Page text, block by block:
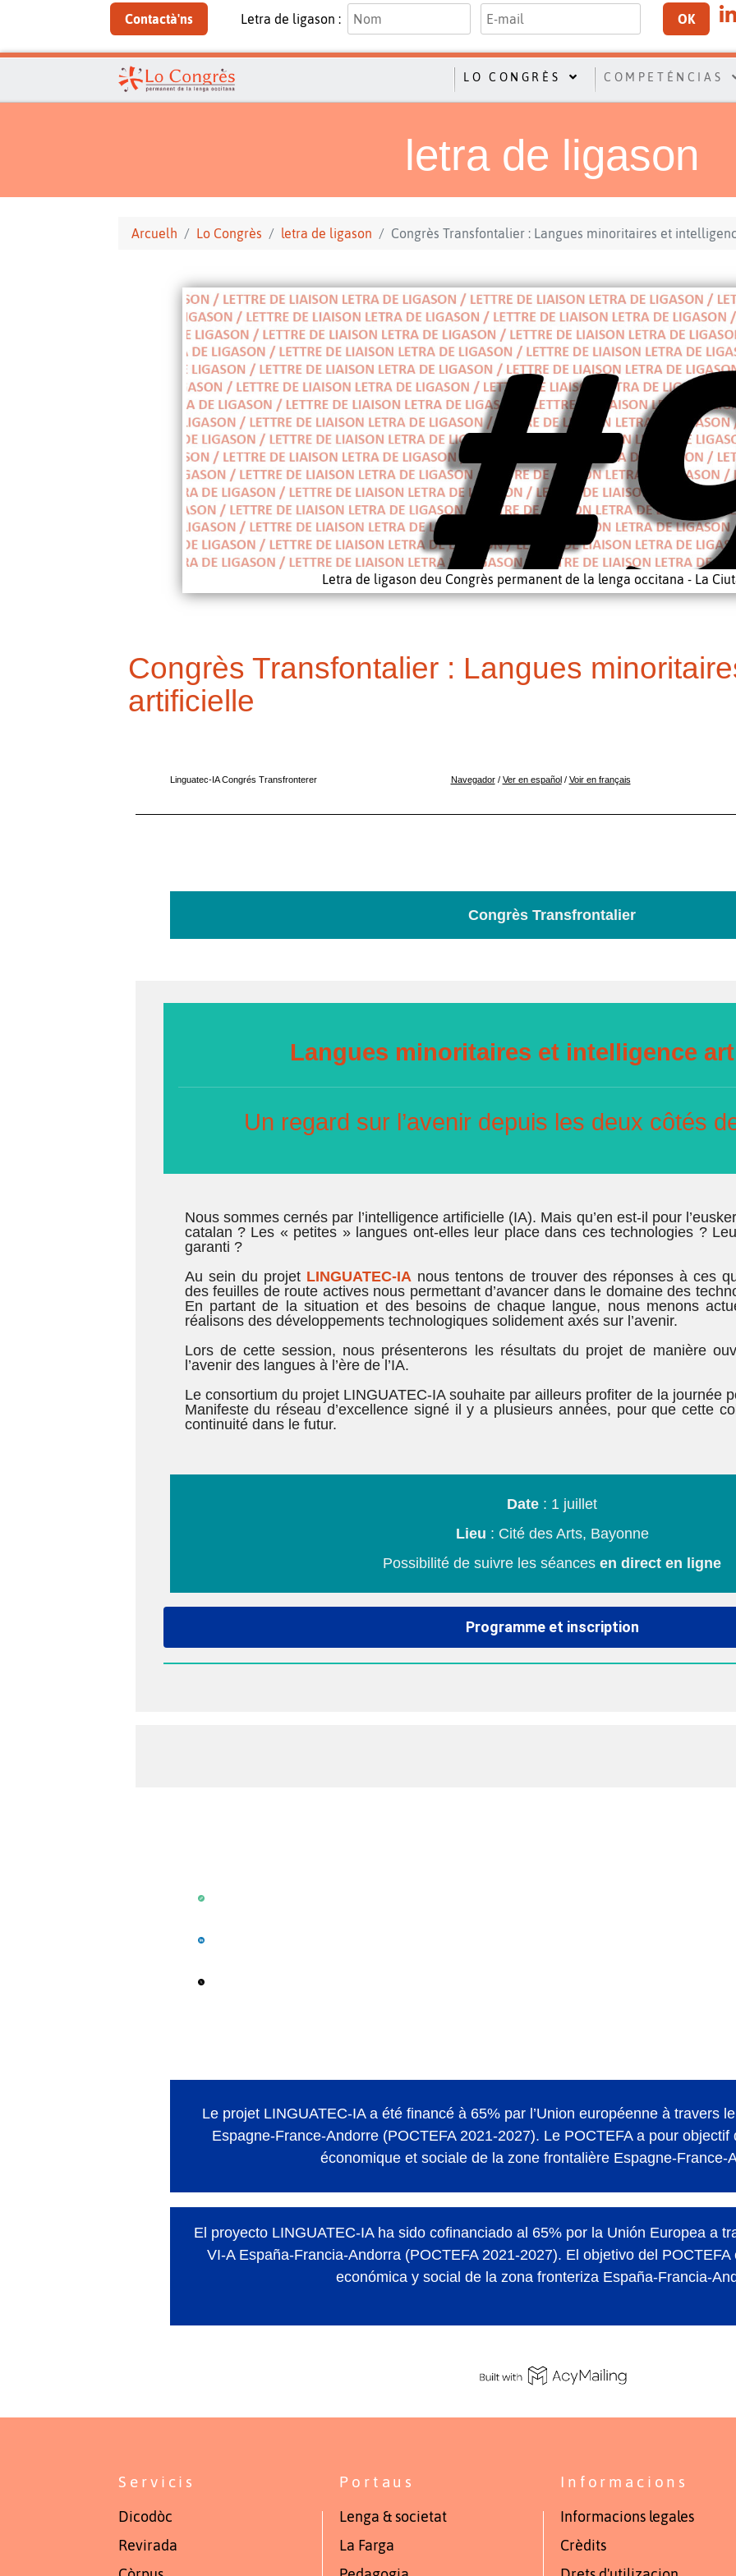
Contactà'ns Letra de ligason : OK
LO CONGRÈS COMPETÉNCIAS
letra de ligason
Arcuelh Lo Congrès letra de ligason Congrès Transfontalier : Langues minoritaires et
Letra de ligason deu Congrès permanent de la lenga occitana - La
Congrès Transfontalier : Langues
artificielle
Linguatec-IA Congrés Transfronterer Navegador/ Ver en español / Voir en français
Congrès Transfrontalier
Langues minoritaires et intelligence
Un regard sur l’avenir depuis les deux côtés
Nous sommes cernés par l’intelligence artificielle (IA). Mais qu’en est-il pour
catalan ? Les « petites » langues ont-elles leur place dans ces technologies ?
garanti ?
Au sein du projet LINGUATEC-IAnous tentons de trouver des réponses à ces
des feuilles de route actives nous permettant d’avancer dans le domaine des
En partant de la situation et des besoins de chaque langue, nous menons
réalisons des développements technologiques solidement axés sur l’avenir.
Lors de cette session, nous présenterons les résultats du projet de manière
l’avenir des langues à l’ère de l’IA.
Le consortium du projet LINGUATEC-IA souhaite par ailleurs profiter de la journée
Manifeste du réseau d’excellence signé il y a plusieurs années, pour que cette
continuité dans le futur.
Date : 1 juillet
Lieu : Cité des Arts, Bayonne
Possibilité de suivre les séances en direct en ligne
Programme et inscription
Le projet LINGUATEC-IA a été financé à 65% par l’Union européenne à travers
Espagne-France-Andorre (POCTEFA 2021-2027). Le POCTEFA a pour objectif
économique et sociale de la zone frontalière Espagne-France-
El proyecto LINGUATEC-IA ha sido cofinanciado al 65% por la Unión Europea a
VI-A España-Francia-Andorra (POCTEFA 2021-2027). El objetivo del
económica y social de la zona fronteriza España-Francia-
Servicis
Dicodòc
Revirada
Portaus
Lenga & societat
La Farga
Informacions
Informacions legales
Crèdits